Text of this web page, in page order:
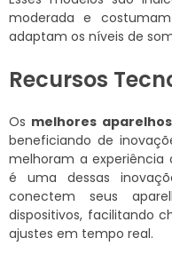
moderada e
adaptam os níveis de
Recursos
Os melhores
beneficiando de
melhoram a experiência
é uma dessas
conectem seus
dispositivos, facilitando
ajustes em tempo real.